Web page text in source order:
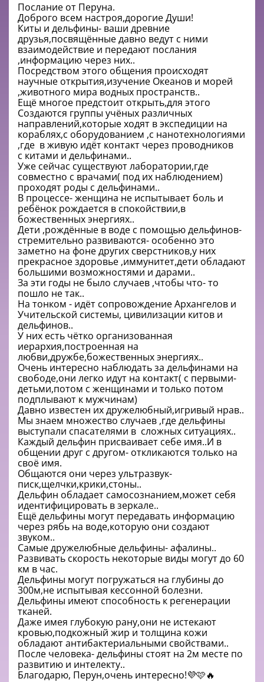
Послание от Перуна.
Доброго всем настроя,дорогие Души!
Киты и дельфины- ваши древние
друзья,посвящённые давно ведут с ними
взаимодействие и передают послания
,информацию через них..
Посредством этого общения происходят
научные открытия,изучение Океанов и морей
,животного мира водных пространств..
Ещё многое предстоит открыть,для этого
Создаются группы учёных различных
направлений,которые ходят в экспедиции на
кораблях,с оборудованием ,с нанотехнологиями
,где в живую идёт контакт через проводников
с китами и дельфинами..
Уже сейчас существуют лаборатории,где
совместно с врачами( под их наблюдением)
проходят роды с дельфинами..
В процессе- женщина не испытывает боль и
ребёнок рождается в спокойствии,в
божественных энергиях..
Дети ,рождённые в воде с помощью дельфинов-
стремительно развиваются- особенно это
заметно на фоне других сверстников,у них
прекрасное здоровье ,иммунитет,дети обладают
большими возможностями и дарами..
За эти годы не было случаев ,чтобы что- то
пошло не так..
На тонком - идёт сопровождение Архангелов и
Учительской системы, цивилизации китов и
дельфинов..
У них есть чётко организованная
иерархия,построенная на
любви,дружбе,божественных энергиях..
Очень интересно наблюдать за дельфинами на
свободе,они легко идут на контакт( с первыми-
детьми,потом с женщинами и только потом
подплывают к мужчинам)
Давно известен их дружелюбный,игривый нрав..
Мы знаем множество случаев ,где дельфины
выступали спасателями в сложных ситуациях..
Каждый дельфин присваивает себе имя..И в
общении друг с другом- откликаются только на
своё имя.
Общаются они через ультразвук-
писк,щелчки,крики,стоны..
Дельфин обладает самосознанием,может себя
идентифицировать в зеркале..
Ещё дельфины могут передавать информацию
через рябь на воде,которую они создают
звуком..
Самые дружелюбные дельфины- афалины..
Развивать скорость некоторые виды могут до 60
км в час.
Дельфины могут погружаться на глубины до
300м,не испытывая кессонной болезни.
Дельфины имеют способность к регенерации
тканей.
Даже имея глубокую рану,они не истекают
кровью,подкожный жир и толщина кожи
обладают антибактериальными свойствами..
После человека- дельфины стоят на 2м месте по
развитию и интелекту..
Благодарю, Перун,очень интересно!💜🩷🔥